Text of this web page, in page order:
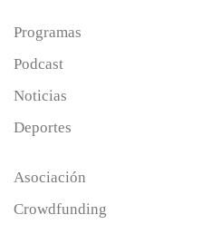
Programas
Podcast
Noticias
Deportes
Asociación
Crowdfunding